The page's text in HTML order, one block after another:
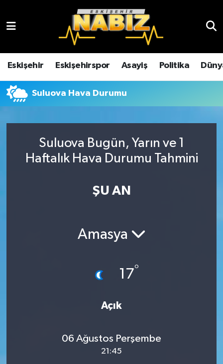
Eskişehir Eskişehirspor Asayiş Politika
Suluova Hava Durumu
Suluova Bugün, Yarın ve 1
Haftalık Hava Durumu Tahmini
ŞU AN
Amasya
17°
Açık
06 Ağustos Perşembe
21:45
Çevre
Dünya
Ekonomi
Eskişehir
Eskişehir Hava Durumu
Eskişehir Trafik Yoğunluk Haritası
TFF 3.Lig 4.Grup Puan Durumu ve Fikstür
Son Dakika Haberleri
Haber Arşivi